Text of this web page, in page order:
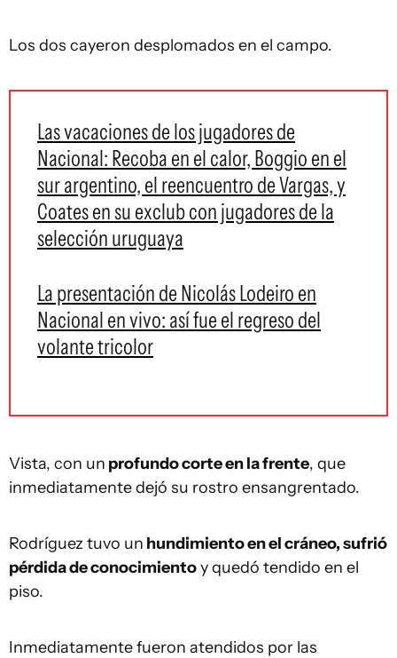
Los dos cayeron desplomados en el campo.
Las vacaciones de los jugadores de
Nacional: Recoba en el calor, Boggio en el
sur argentino, el reencuentro de Vargas, y
Coates en su exclub con jugadores de la
selección uruguaya
La presentación de Nicolás Lodeiro en
Nacional en vivo: así fue el regreso del
volante tricolor
Vista, con un profundo corte en la frente, que
inmediatamente dejó su rostro ensangrentado.
Rodríguez tuvo un hundimiento en el cráneo, sufrió
pérdida de conocimientoy quedó tendido en el
piso.
Inmediatamente fueron atendidos por las